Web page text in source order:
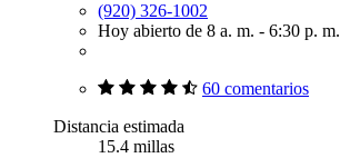
(920) 326-1002
Hoy abierto de 8 a. m. - 6:30 p. m.
60 comentarios
Distancia estimada
15.4 millas